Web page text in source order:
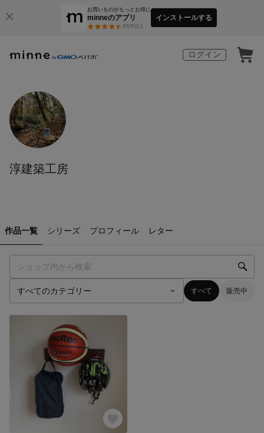
お買いものがもっとお得に
minneのアプリ
3万件以上
インストールする
ログイン
淳建築工房
作品一覧 シリーズ プロフィール レター
すべて 販売中